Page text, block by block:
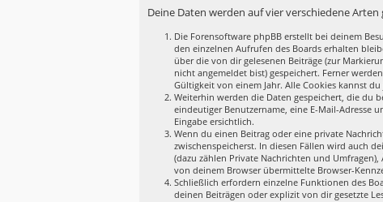
Deine Daten werden auf vier verschiedene Arten
Die Forensoftware phpBB erstellt bei deinem
den einzelnen Aufrufen des Boards erhalten
über die von dir gelesenen Beiträge (zur
nicht angemeldet bist) gespeichert. Ferner
Gültigkeit von einem Jahr. Alle Cookies kannst
Weiterhin werden die Daten gespeichert, die du
eindeutiger Benutzername, eine E-Mail-Adresse
Eingabe ersichtlich.
Wenn du einen Beitrag oder eine private
zwischenspeicherst. In diesen Fällen wird auch
(dazu zählen Private Nachrichten und
von deinem Browser übermittelte Browser-
Schließlich erfordern einzelne Funktionen des
deinen Beiträgen oder explizit von dir gesetzte